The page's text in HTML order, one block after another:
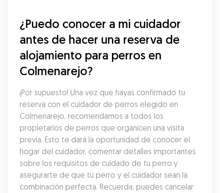
¿Puedo conocer a mi cuidador
antes de hacer una reserva de
alojamiento para perros en
Colmenarejo?
¡Por supuesto! Una vez que hayas confirmado tu
reserva con el cuidador de perros elegido en
Colmenarejo, recomendamos a todos los
propietarios de perros que organicen una visita
previa. Esto te dará la oportunidad de conocer el
hogar del cuidador, comentar detalles importantes
sobre los requisitos de cuidado de tu perro y
asegurarte de que tu perro y el cuidador sean la
combinación perfecta. Recuerda, puedes cancelar